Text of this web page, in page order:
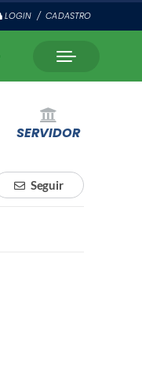
LOGIN / CADASTRO
SERVIDOR
Seguir